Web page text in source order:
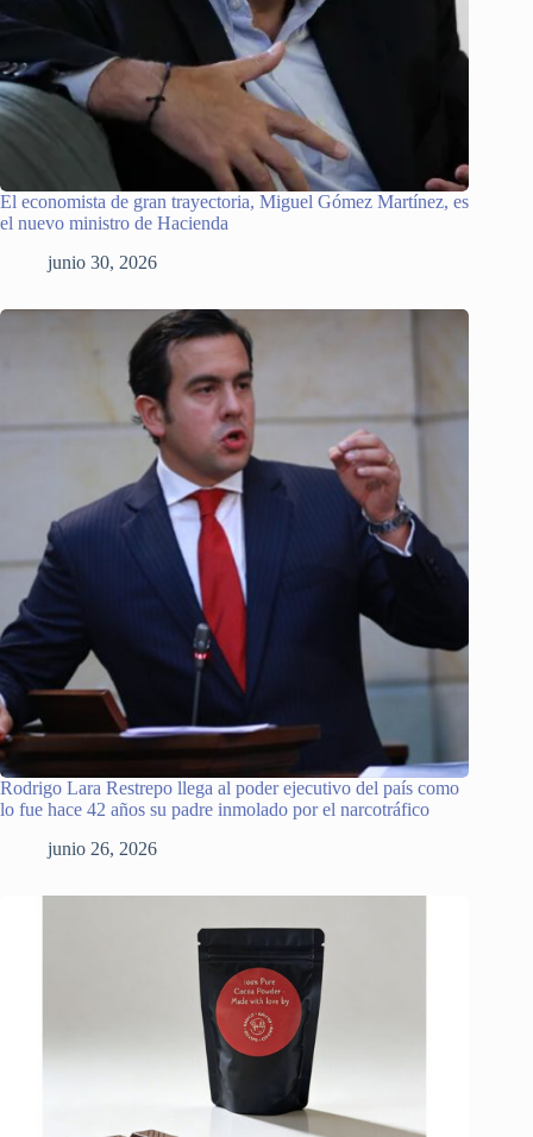
El economista de gran trayectoria, Miguel Gómez Martínez, es
el nuevo ministro de Hacienda
junio 30, 2026
Rodrigo Lara Restrepo llega al poder ejecutivo del país como
lo fue hace 42 años su padre inmolado por el narcotráfico
junio 26, 2026